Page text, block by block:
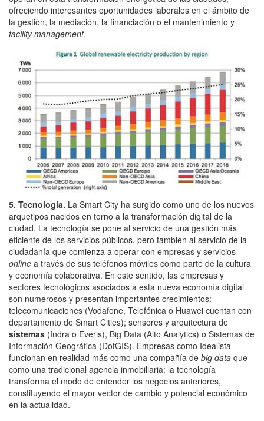
ofreciendo interesantes oportunidades laborales en el ámbito de
la gestión, la mediación, la financiación o el mantenimiento y
facility management.
5. Tecnología. La Smart City ha surgido como uno de los nuevos
arquetipos nacidos en torno a la transformación digital de la
ciudad. La tecnología se pone al servicio de una gestión más
eficiente de los servicios públicos, pero también al servicio de la
ciudadanía que comienza a operar con empresas y servicios
online a través de sus teléfonos móviles como parte de la cultura
y economía colaborativa. En este sentido, las empresas y
sectores tecnológicos asociados a esta nueva economía digital
son numerosos y presentan importantes crecimientos:
telecomunicaciones (Vodafone, Telefónica o Huawei cuentan con
departamento de Smart Cities); sensores y arquitectura de
sistemas (Indra o Everis), Big Data (Alto Analytics) o Sistemas de
Información Geográfica (DotGIS). Empresas como Idealista
funcionan en realidad más como una compañía de big data que
como una tradicional agencia inmobiliaria: la tecnología
transforma el modo de entender los negocios anteriores,
constituyendo el mayor vector de cambio y potencial económico
en la actualidad.